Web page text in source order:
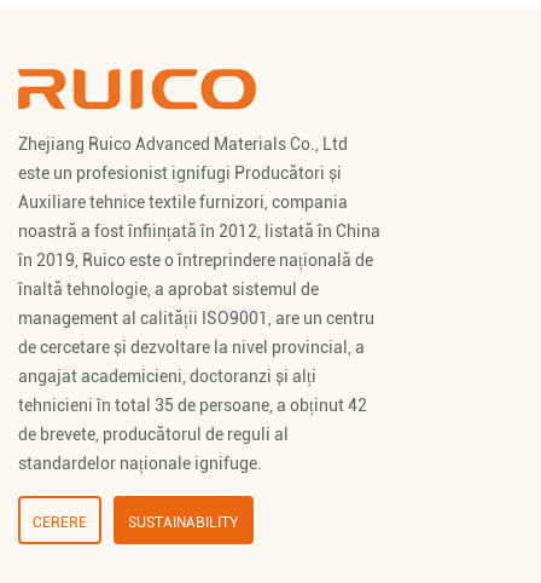
Zhejiang Ruico Advanced Materials Co., Ltd
este un profesionist ignifugi Producători și
Auxiliare tehnice textile furnizori , compania
noastră a fost înființată în 2012, listată în China
în 2019, Ruico este o întreprindere națională de
înaltă tehnologie, a aprobat sistemul de
management al calității ISO9001, are un centru
de cercetare și dezvoltare la nivel provincial, a
angajat academicieni, doctoranzi și alți
tehnicieni în total 35 de persoane, a obținut 42
de brevete, producătorul de reguli al
standardelor naționale ignifuge.
CERERE SUSTAINABILITY